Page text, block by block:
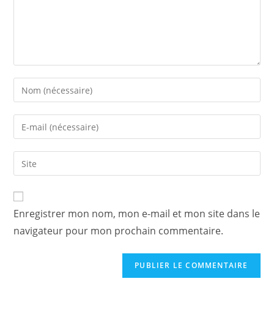
Enter
your
name
comment
Enter
your
email
address
comment
Saisir
l’URL
de
votre
site
(facultatif)
Enregistrer mon nom, mon e-mail et mon site dans le
navigateur pour mon prochain commentaire.